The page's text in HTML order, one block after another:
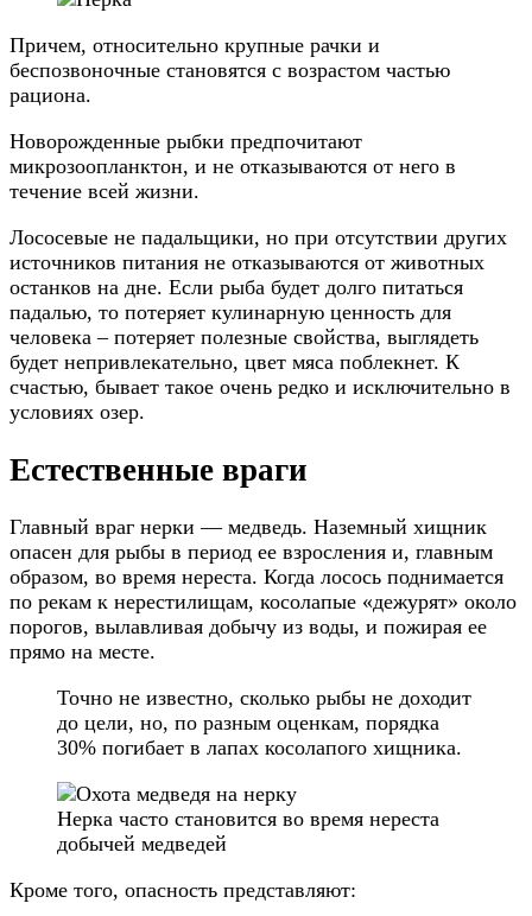
Причем, относительно крупные рачки и
беспозвоночные становятся с возрастом частью
рациона.
Новорожденные рыбки предпочитают
микрозоопланктон, и не отказываются от него в
течение всей жизни.
Лососевые не падальщики, но при отсутствии других
источников питания не отказываются от животных
останков на дне. Если рыба будет долго питаться
падалью, то потеряет кулинарную ценность для
человека – потеряет полезные свойства, выглядеть
будет непривлекательно, цвет мяса поблекнет. К
счастью, бывает такое очень редко и исключительно в
условиях озер.
Естественные враги
Главный враг нерки — медведь. Наземный хищник
опасен для рыбы в период ее взросления и, главным
образом, во время нереста. Когда лосось поднимается
по рекам к нерестилищам, косолапые «дежурят» около
порогов, вылавливая добычу из воды, и пожирая ее
прямо на месте.
Точно не известно, сколько рыбы не доходит
до цели, но, по разным оценкам, порядка
30% погибает в лапах косолапого хищника.
Нерка часто становится во время нереста
добычей медведей
Кроме того, опасность представляют: